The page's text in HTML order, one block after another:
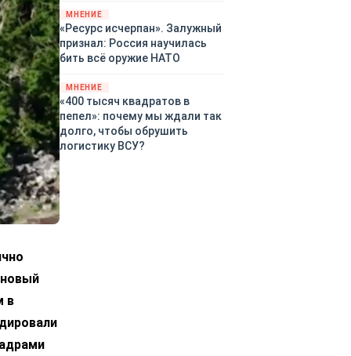
в
предположения о возможном
«сменщике» американцев на
этом позорном посту.
Рассмотрим, кто же рвётся на
МНЕНИЕ
«Ресурс исчерпан». Залужный
признал: Россия научилась
бить всё оружие НАТО
МНЕНИЕ
«400 тысяч квадратов в
пепел»: почему мы ждали так
долго, чтобы обрушить
логистику ВСУ?